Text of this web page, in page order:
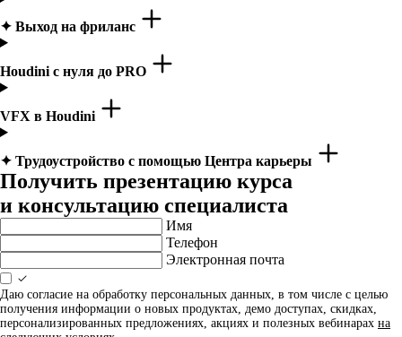
✦ Выход на фриланс
Houdini с нуля до PRO
VFX в Houdini
✦ Трудоустройство с помощью Центра карьеры
Получить презентацию курса
и консультацию специалиста
Имя
Телефон
Электронная почта
Даю согласие на обработку персональных данных, в том числе с целью
получения информации о новых продуктах, демо доступах, скидках,
персонализированных предложениях, акциях и полезных вебинарах на